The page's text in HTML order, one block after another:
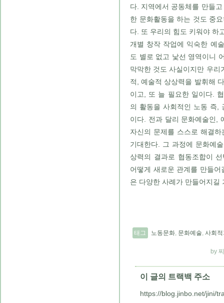
다. 지역에서 공동체를 만들
한 문화활동을 하는 것도 중
다. 또 우리의 힘도 키워야 하
개별 창작 작업에 익숙한 예
도 별로 없고 낯선 영역이니
막막한 것도 사실이지만 우
적, 예술적 상상력을 발휘해
이고, 또 늘 필요한 일이다.
의 활동을 사회적인 노동 즉,
이다. 전과 달리 문화예술인,
자신의 문제를 스스로 해결
기대한다. 그 과정에 문화예
상력의 결과로 협동조합이
어떻게 새로운 관계를 만들
은 다양한 사례가 만들어지길
태그 노동문화, 문화예술, 사회
이 글의 트랙백 주소
https://blog.jinbo.net/jini/